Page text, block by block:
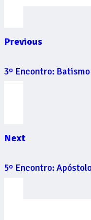
Previous
3º Encontro:
Next
5º Encontro: